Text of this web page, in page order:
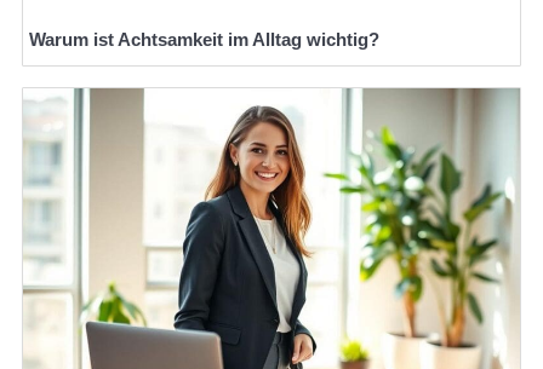
Warum ist Achtsamkeit im Alltag wichtig?